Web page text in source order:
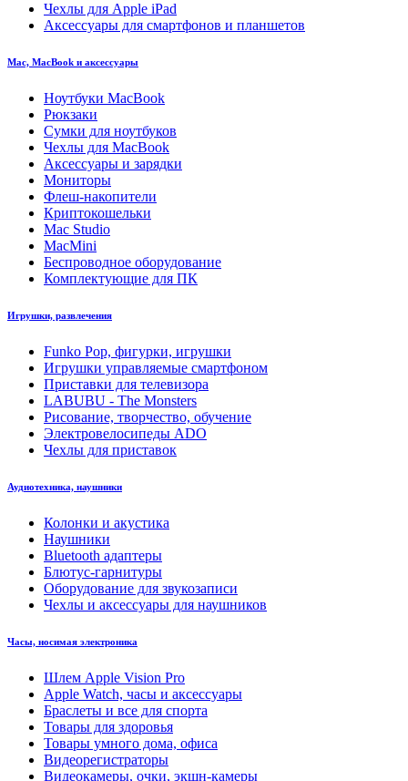
Чехлы для Apple iPad
Аксессуары для смартфонов и планшетов
Mac, MacBook и аксессуары
Ноутбуки MacBook
Рюкзаки
Сумки для ноутбуков
Чехлы для MacBook
Аксессуары и зарядки
Мониторы
Флеш-накопители
Криптокошельки
Mac Studio
MacMini
Беспроводное оборудование
Комплектующие для ПК
Игрушки, развлечения
Funko Pop, фигурки, игрушки
Игрушки управляемые смартфоном
Приставки для телевизора
LABUBU - The Monsters
Рисование, творчество, обучение
Электровелосипеды ADO
Чехлы для приставок
Аудиотехника, наушники
Колонки и акустика
Наушники
Bluetooth адаптеры
Блютус-гарнитуры
Оборудование для звукозаписи
Чехлы и аксессуары для наушников
Часы, носимая электроника
Шлем Apple Vision Pro
Apple Watch, часы и аксессуары
Браслеты и все для спорта
Товары для здоровья
Товары умного дома, офиса
Видеорегистраторы
Видеокамеры, очки, экшн-камеры